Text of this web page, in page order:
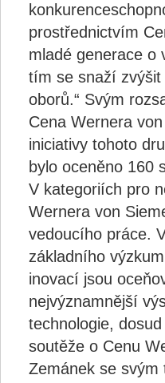
prostřednictvím
mladé generace o
tím se snaží zvýšit
oborů.“ Svým
Cena Wernera
iniciativy tohoto
bylo oceněno 160
V kategoriích pro
Wernera von
vedoucího práce.
základního
inovací jsou
nejvýznamnější
technologie,
soutěže o Cenu
Zemánek se svým